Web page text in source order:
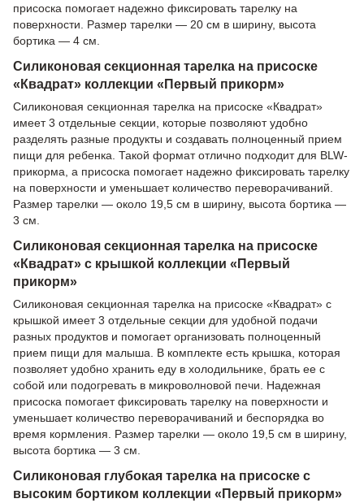
присоска помогает надежно фиксировать тарелку на
поверхности. Размер тарелки — 20 см в ширину, высота
бортика — 4 см.
Силиконовая секционная тарелка на присоске
«Квадрат» коллекции «Первый прикорм»
Силиконовая секционная тарелка на присоске «Квадрат»
имеет 3 отдельные секции, которые позволяют удобно
разделять разные продукты и создавать полноценный прием
пищи для ребенка. Такой формат отлично подходит для BLW-
прикорма, а присоска помогает надежно фиксировать тарелку
на поверхности и уменьшает количество переворачиваний.
Размер тарелки — около 19,5 см в ширину, высота бортика —
3 см.
Силиконовая секционная тарелка на присоске
«Квадрат» с крышкой коллекции «Первый
прикорм»
Силиконовая секционная тарелка на присоске «Квадрат» с
крышкой имеет 3 отдельные секции для удобной подачи
разных продуктов и помогает организовать полноценный
прием пищи для малыша. В комплекте есть крышка, которая
позволяет удобно хранить еду в холодильнике, брать ее с
собой или подогревать в микроволновой печи. Надежная
присоска помогает фиксировать тарелку на поверхности и
уменьшает количество переворачиваний и беспорядка во
время кормления. Размер тарелки — около 19,5 см в ширину,
высота бортика — 3 см.
Силиконовая глубокая тарелка на присоске с
высоким бортиком коллекции «Первый прикорм»